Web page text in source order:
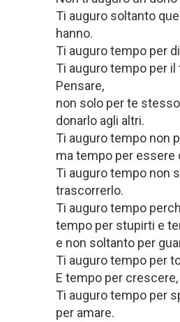
Ti auguro soltanto
hanno.
Ti auguro tempo per
Ti auguro tempo per il
Pensare,
non solo per te
donarlo agli altri.
Ti auguro tempo non
ma tempo per essere
Ti auguro tempo non
trascorrerlo.
Ti auguro tempo
tempo per stupirti e
e non soltanto per
Ti auguro tempo per
E tempo per
Ti auguro tempo per
per amare.